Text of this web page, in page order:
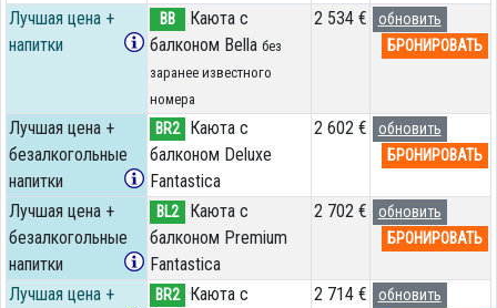
Лучшая цена +
напитки
BB
Каюта с
балконом Bella без
заранее известного
номера
2 534 €
обновить
БРОНИРОВАТЬ
Лучшая цена +
безалкогольные
напитки
BR2
Каюта с
балконом Deluxe
Fantastica
2 602 €
обновить
БРОНИРОВАТЬ
Лучшая цена +
безалкогольные
напитки
BL2
Каюта с
балконом Premium
Fantastica
2 702 €
обновить
БРОНИРОВАТЬ
Лучшая цена +
BR2
Каюта с
2 714 €
обновить